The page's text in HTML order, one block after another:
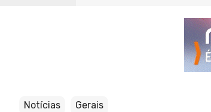
Notícias Gerais